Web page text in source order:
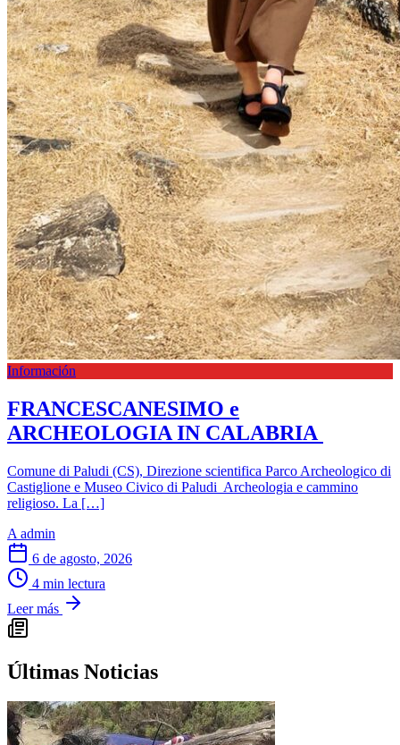
Información
FRANCESCANESIMO e
ARCHEOLOGIA IN CALABRIA
Comune di Paludi (CS), Direzione scientifica Parco Archeologico di
Castiglione e Museo Civico di Paludi Archeologia e cammino
religioso. La […]
A admin
6 de agosto, 2026
4 min lectura
Leer más
Últimas Noticias